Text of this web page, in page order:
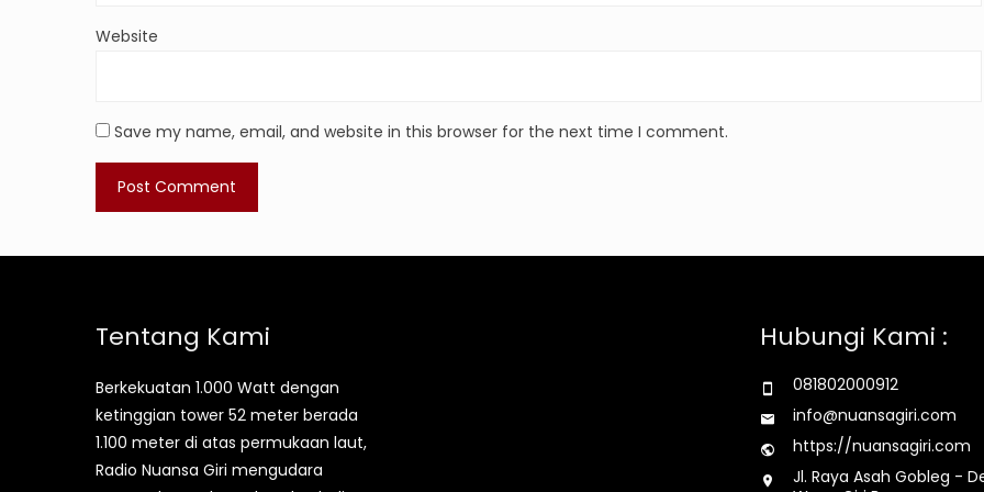
Website
Save my name, email, and website in this browser for the next time I comment.
Tentang Kami
Berkekuatan 1.000 Watt dengan
ketinggian tower 52 meter berada
1.100 meter di atas permukaan laut,
Radio Nuansa Giri mengudara
Hubungi Kami :
081802000912
info@nuansagiri.com
https://nuansagiri.com
Jl. Raya Asah Gobleg -